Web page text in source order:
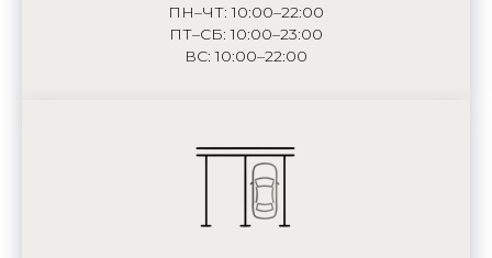
ПН–ЧТ: 10:00–22:00
ПТ–СБ: 10:00–23:00
ВС: 10:00–22:00